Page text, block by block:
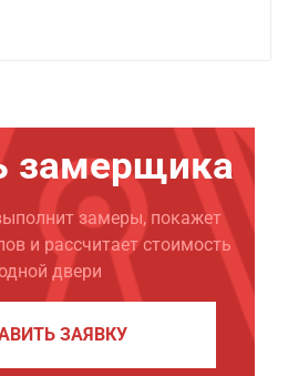
замерщика
замеры, покажет
и рассчитает стоимость
двери
ЗАЯВКУ